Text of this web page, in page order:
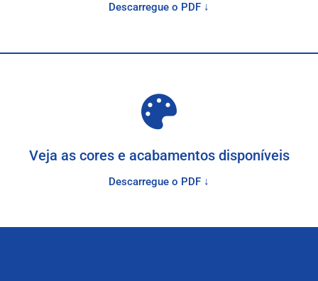
Descarregue o PDF ↓
Veja as cores e acabamentos disponíveis
Descarregue o PDF ↓